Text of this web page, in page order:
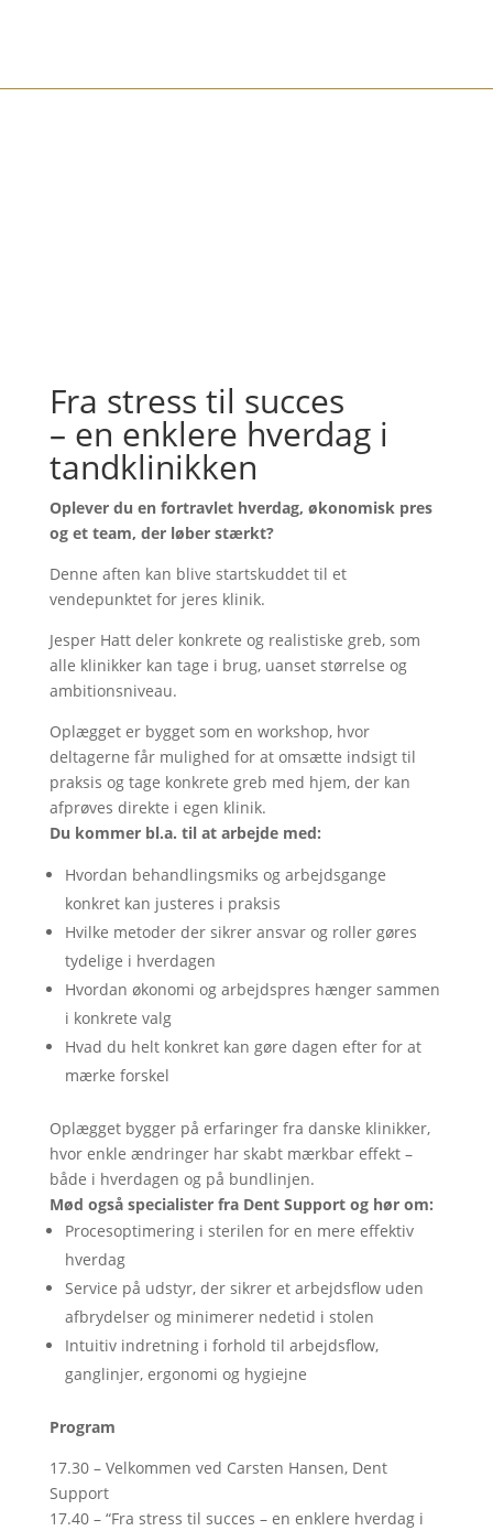
Fra stress til succes
– en enklere hverdag i
tandklinikken
Oplever du en fortravlet hverdag, økonomisk pres
og et team, der løber stærkt?
Denne aften kan blive startskuddet til et
vendepunktet for jeres klinik.
Jesper Hatt deler konkrete og realistiske greb, som
alle klinikker kan tage i brug, uanset størrelse og
ambitionsniveau.
Oplægget er bygget som en workshop, hvor
deltagerne får mulighed for at omsætte indsigt til
praksis og tage konkrete greb med hjem, der kan
afprøves direkte i egen klinik.
Du kommer bl.a. til at arbejde med:
Hvordan behandlingsmiks og arbejdsgange
konkret kan justeres i praksis
Hvilke metoder der sikrer ansvar og roller gøres
tydelige i hverdagen
Hvordan økonomi og arbejdspres hænger sammen
i konkrete valg
Hvad du helt konkret kan gøre dagen efter for at
mærke forskel
Oplægget bygger på erfaringer fra danske klinikker,
hvor enkle ændringer har skabt mærkbar effekt –
både i hverdagen og på bundlinjen.
Mød også specialister fra Dent Support og hør om:
Procesoptimering i sterilen for en mere effektiv
hverdag
Service på udstyr, der sikrer et arbejdsflow uden
afbrydelser og minimerer nedetid i stolen
Intuitiv indretning i forhold til arbejdsflow,
ganglinjer, ergonomi og hygiejne
Program
17.30 – Velkommen ved Carsten Hansen, Dent
Support
17.40 – “Fra stress til succes – en enklere hverdag i